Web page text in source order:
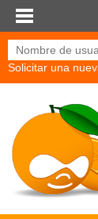
Pasar al contenido
Nombre de
Solicitar una